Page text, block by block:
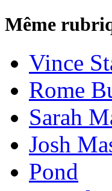
Même
Vince
Rome
Sarah
Josh
Pond